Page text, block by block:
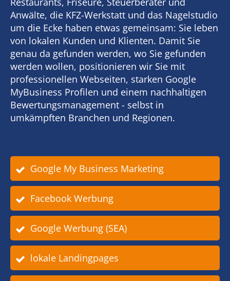
Anwälte, die KFZ-Werkstatt und das Nagelstudio
um die Ecke haben etwas gemeinsam: Sie leben
von lokalen Kunden und Klienten. Damit Sie
genau da gefunden werden, wo Sie gefunden
werden wollen, positionieren wir Sie mit
professionellen Webseiten, starken Google
MyBusiness Profilen und einem nachhaltigen
Bewertungsmanagement - selbst in
umkämpften Branchen und Regionen.
Google My Business Marketing
Facebook Werbung
Google Werbung (SEA)
lokale Landingpages